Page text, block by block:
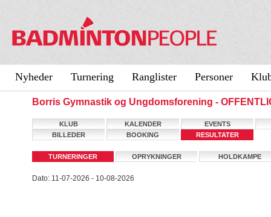
Nyheder Turnering Ranglister Personer
Borris Gymnastik og Ungdomsforening -
KLUB KALENDER
EVENTS
BILLEDER
BOOKING RESULTATER
TURNERINGER OPRYKNINGER HOLDKAMPE
Dato: 11-07-2026 - 10-08-2026